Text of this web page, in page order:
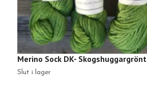
Merino Sock DK- Skogshuggargrönt
Slut i lager